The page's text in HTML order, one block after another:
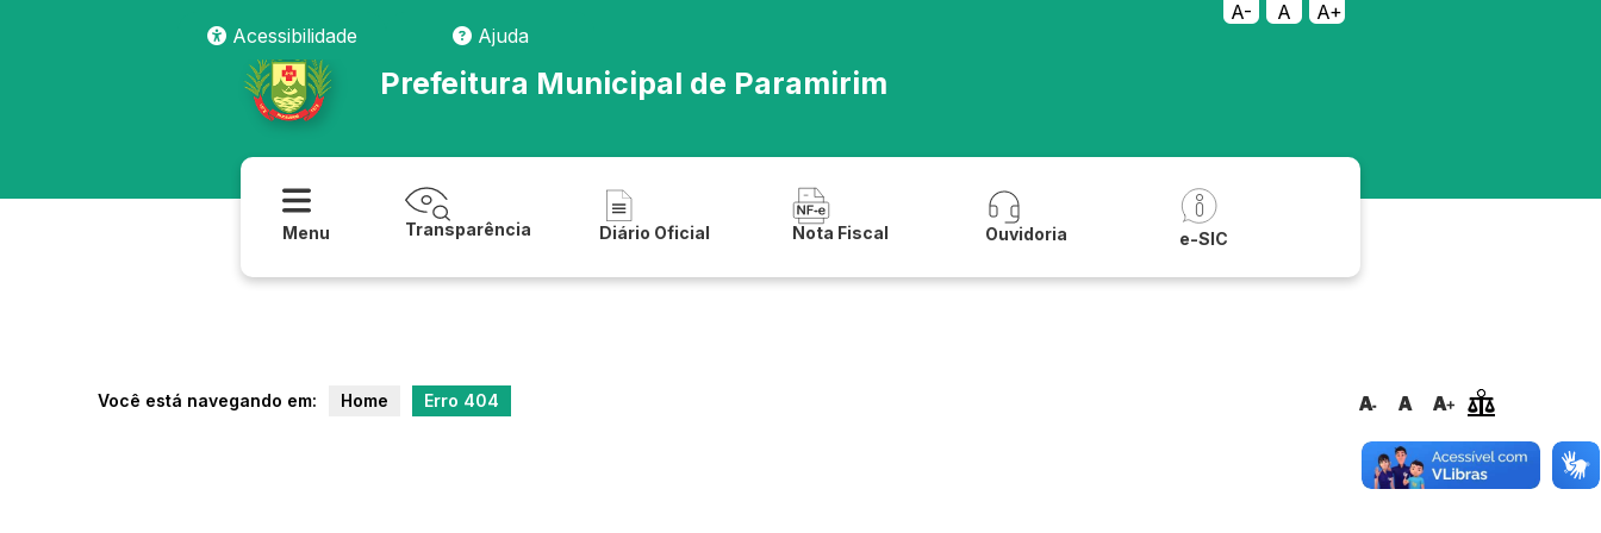
A- A
A+
Acessibilidade
Ajuda
Prefeitura Municipal de Paramirim
Menu Transparência Diário Oficial Nota Fiscal Ouvidoria e-SIC
Você está navegando em: Home Erro 404